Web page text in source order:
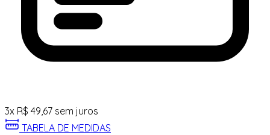
3x R$ 49,67 sem juros
TABELA DE MEDIDAS